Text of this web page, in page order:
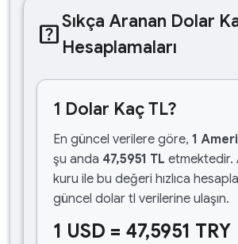
help_centerSıkça Aranan Dolar
Hesaplamaları
1 Dolar Kaç TL?
En güncel verilere göre, 1
şu anda 47,5951 TL etmektedir.
kuru ile bu değeri hızlıca
güncel dolar tl verilerine ulaşın.
1 USD = 47,5951 TRY